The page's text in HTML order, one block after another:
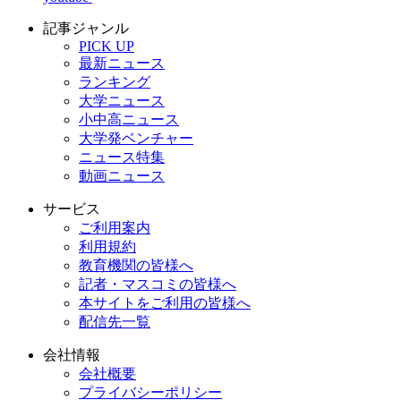
記事ジャンル
PICK UP
最新ニュース
ランキング
大学ニュース
小中高ニュース
大学発ベンチャー
ニュース特集
動画ニュース
サービス
ご利用案内
利用規約
教育機関の皆様へ
記者・マスコミの皆様へ
本サイトをご利用の皆様へ
配信先一覧
会社情報
会社概要
プライバシーポリシー